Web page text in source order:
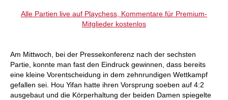
Alle Partien live auf Playchess, Kommentare für Premium-
Mitglieder kostenlos
Am Mittwoch, bei der Pressekonferenz nach der sechsten
Partie, konnte man fast den Eindruck gewinnen, dass bereits
eine kleine Vorentscheidung in dem zehnrundigen Wettkampf
gefallen sei. Hou Yifan hatte ihren Vorsprung soeben auf 4:2
ausgebaut und die Körperhaltung der beiden Damen spiegelte